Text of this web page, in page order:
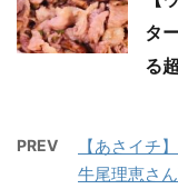
タ
る
PREV
【あさイチ
牛尾理恵さ